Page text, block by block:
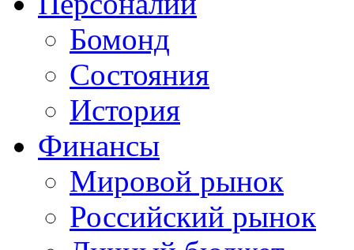
Бомонд
Состояния
История
Финансы
Мировой рынок
Российский рынок